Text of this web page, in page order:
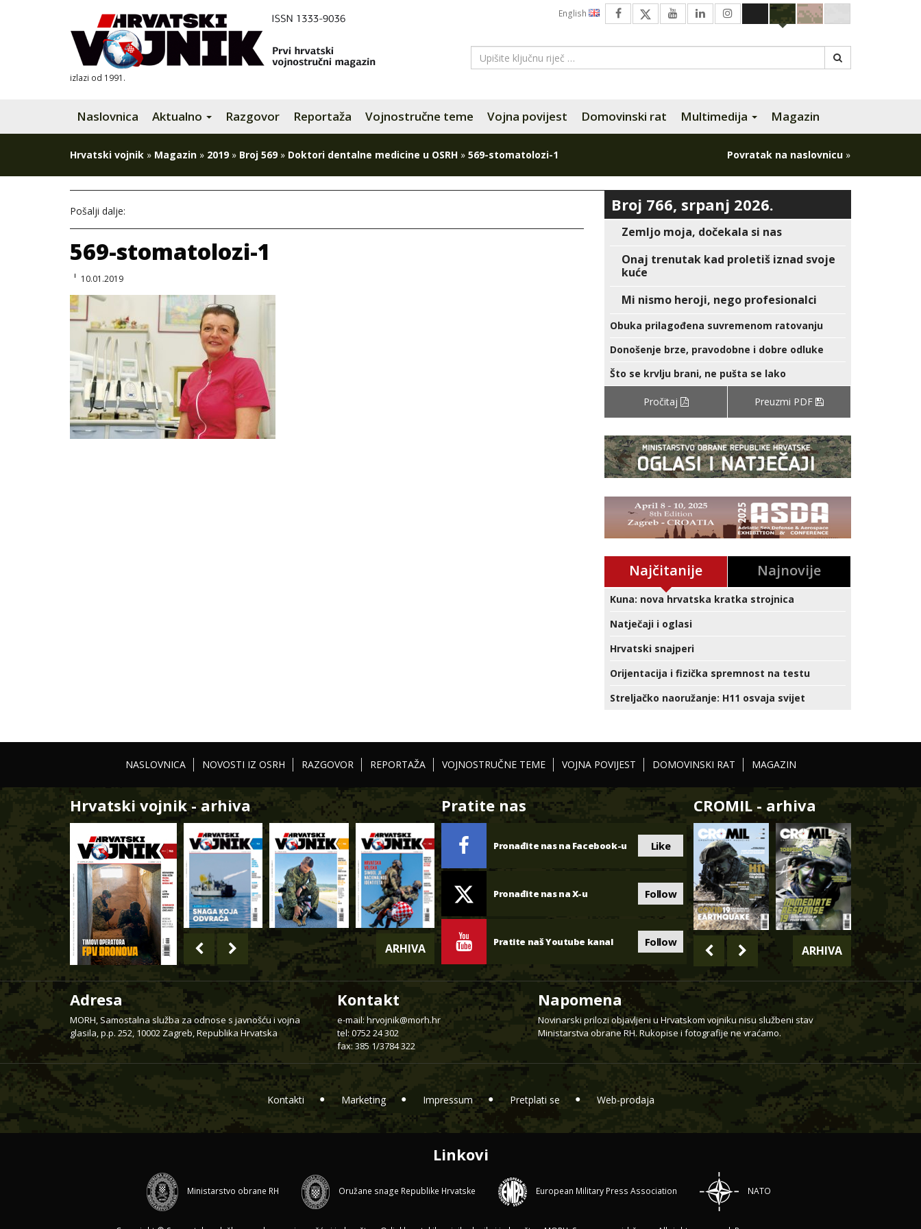
izlazi od 1991.
English
Naslovnica Aktualno Razgovor Reportaža Vojnostručne teme Vojna povijest Domovinski rat Multimedija Magazin
Hrvatski vojnik » Magazin » 2019» Broj 569» Doktori dentalne medicine u OSRH » 569-stomatolozi-1 Povratak na naslovnicu »
Pošalji dalje:
569-stomatolozi-1
10.01.2019
Broj 766, srpanj 2026.
Zemljo moja, dočekala si nas
Onaj trenutak kad proletiš iznad svoje
kuće
Mi nismo heroji, nego profesionalci
Obuka prilagođena suvremenom ratovanju
Donošenje brze, pravodobne i dobre odluke
Što se krvlju brani, ne pušta se lako
Pročitaj Preuzmi PDF
Najčitanije Najnovije
Kuna: nova hrvatska kratka strojnica
Natječaji i oglasi
Hrvatski snajperi
Orijentacija i fizička spremnost na testu
Streljačko naoružanje: H11 osvaja svijet
NASLOVNICA NOVOSTI IZ OSRH RAZGOVOR REPORTAŽA VOJNOSTRUČNE TEME VOJNA POVIJEST DOMOVINSKI RAT MAGAZIN
Hrvatski vojnik - arhiva
ARHIVA
Pratite nas
Pronađite nas na Facebook-u Like
Pronađite nas na X-u Follow
Pratite naš Youtube kanal Follow
CROMIL - arhiva
ARHIVA
Adresa
MORH, Samostalna služba za odnose s javnošću i vojna
glasila, p.p. 252, 10002 Zagreb, Republika Hrvatska
Kontakt
e-mail: hrvojnik@morh.hr
tel: 0752 24 302
fax: 385 1/3784 322
Napomena
Novinarski prilozi objavljeni u Hrvatskom vojniku nisu službeni stav
Ministarstva obrane RH. Rukopise i fotografije ne vraćamo.
Kontakti Marketing Impressum Pretplati se Web-prodaja
Linkovi
Ministarstvo obrane RH Oružane snage Republike Hrvatske European Military Press Association NATO